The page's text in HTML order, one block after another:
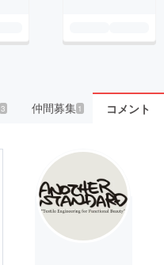
3 仲間募集 1 コメント